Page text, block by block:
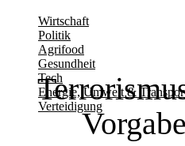
Wirtschaft
Politik
Agrifood
Gesundheit
Tech
Energie, Umwelt &
Verteidigung